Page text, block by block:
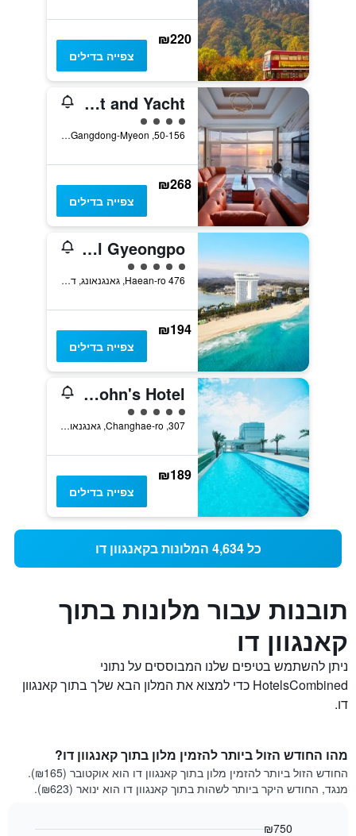
₪220
צפייה בדילים
Sun Cruise Resort and Yacht
4 דירוג מחלקת נוסעים
50-156, Jeongdongjin-ri, Gangdong-Myeon, גאנגנאונג, דרום קוריאה
₪268
צפייה בדילים
Skybay Hotel Gyeongpo
5 דירוג מחלקת נוסעים
476 Haean-ro, גאנגנאונג, דרום קוריאה
₪194
צפייה בדילים
St. John's Hotel
5 דירוג מחלקת נוסעים
307, Changhae-ro, גאנגנאונג, דרום קוריאה
₪189
צפייה בדילים
כל 4,634 המלונות בקאנגוון דו
תובנות עבור מלונות בתוך
קאנגוון דו
ניתן להשתמש בטיפים שלנו המבוססים על נתוני
HotelsCombined כדי למצוא את המלון הבא שלך בתוך קאנגוון
דו.
מהו החודש הזול ביותר להזמין מלון בתוך קאנגוון דו?
החודש הזול ביותר להזמין מלון בתוך קאנגוון דו הוא אוקטובר (₪165).
מנגד, החודש היקר ביותר לשהות בתוך קאנגוון דו הוא ינואר (₪623).
₪750